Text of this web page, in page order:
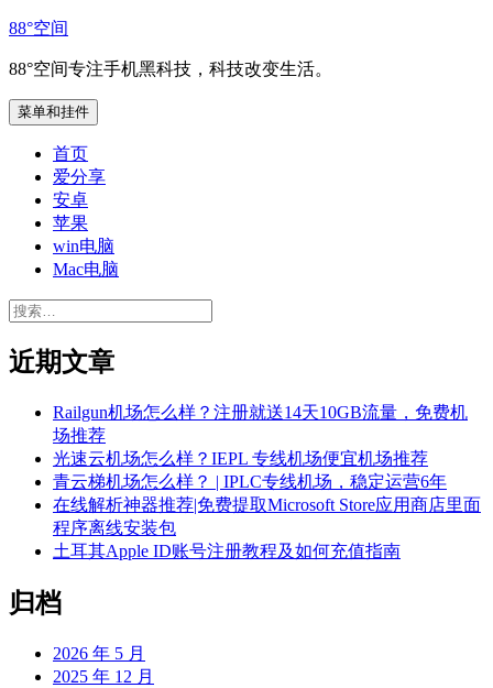
跳
内
容
88°空间
88°空间专注手机黑科技，科技改变生活。
菜单和挂件
首页
爱分享
安卓
苹果
win电脑
Mac电脑
搜
近期文章
Railgun机场怎么样？注册就送14天10GB流量，免费机
场推荐
光速云机场怎么样？IEPL 专线机场便宜机场推荐
青云梯机场怎么样？ | IPLC专线机场，稳定运营6年
在线解析神器推荐|免费提取Microsoft Store应用商店里面
程序离线安装包
土耳其Apple ID账号注册教程及如何充值指南
归档
2026 年 5 月
2025 年 12 月